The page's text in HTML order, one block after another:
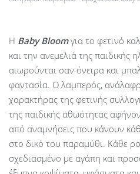
Η Baby Bloom για το φετινό
και την ανεμελιά της παιδικής
αιωρούνται σαν όνειρα και
φαντασία. Ο λαμπερός,
χαρακτήρας της φετινής
της παιδικής αθωότητας
από αναμνήσεις που κάνουν
στο δικό του παραμύθι. Κάθε
σχεδιασμένο με αγάπη και